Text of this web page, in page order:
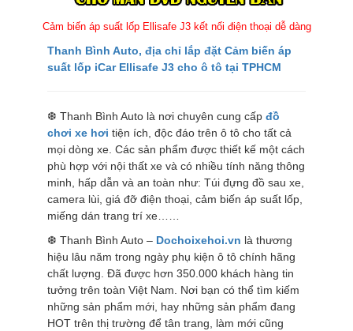
Cảm biến áp suất lốp Ellisafe J3 kết nối điện thoại dễ dàng
Thanh Bình Auto, địa chỉ lắp đặt Cảm biến áp
suất lốp iCar Ellisafe J3 cho ô tô tại TPHCM
❆ Thanh Bình Auto là nơi chuyên cung cấp đồ
chơi xe hơi tiện ích, độc đáo trên ô tô cho tất cả
mọi dòng xe. Các sản phẩm được thiết kế một cách
phù hợp với nội thất xe và có nhiều tính năng thông
minh, hấp dẫn và an toàn như: Túi đựng đồ sau xe,
camera lùi, giá đỡ điện thoại, cảm biến áp suất lốp,
miếng dán trang trí xe……
❆ Thanh Bình Auto – Dochoixehoi.vn là thương
hiệu lâu năm trong ngày phụ kiện ô tô chính hãng
chất lượng. Đã được hơn 350.000 khách hàng tin
tưởng trên toàn Việt Nam. Nơi bạn có thể tìm kiếm
những sản phẩm mới, hay những sản phẩm đang
HOT trên thị trường để tân trang, làm mới cũng